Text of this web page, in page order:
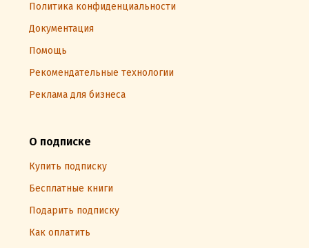
Политика конфиденциальности
Документация
Помощь
Рекомендательные технологии
Реклама для бизнеса
О подписке
Купить подписку
Бесплатные книги
Подарить подписку
Как оплатить